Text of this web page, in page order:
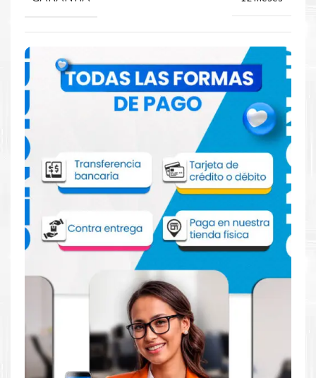
Comprar Toner Lexmark 75M40K0 Negro
para impresoras 531 632 532 635
Aprovecha nuestra experiencia y atención para adquirir tus
productos. Tenemos promociones todos los dias. Escríbenos o
visítanos hoy para encontrar la solución perfecta para tu
impresora
Toner Lexmark 75M40K0 Negro
para impresoras 531 632 532 635.
Dónde comprar Toner para impresoras
531 632 532 635 en Lima o para provincia
Tienda autorizada porLexmark. Descubre la mejor manera de
abastecerte de
Toner Lexmark 75M40K0 Negro para
impresoras Lexmark 531 632 532 635. Ofrecemos una amplia